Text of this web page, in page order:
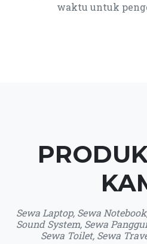
waktu untuk
Sewa Laptop, Sewa
Sound System, Sewa
Sewa Toilet, Sewa